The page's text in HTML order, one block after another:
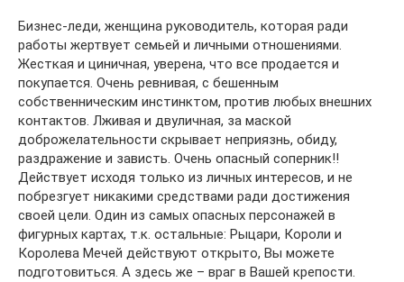
Бизнес-леди, женщина руководитель, которая ради
работы жертвует семьей и личными отношениями.
Жесткая и циничная, уверена, что все продается и
покупается. Очень ревнивая, с бешенным
собственническим инстинктом, против любых внешних
контактов. Лживая и двуличная, за маской
доброжелательности скрывает неприязнь, обиду,
раздражение и зависть. Очень опасный соперник!!
Действует исходя только из личных интересов, и не
побрезгует никакими средствами ради достижения
своей цели. Один из самых опасных персонажей в
фигурных картах, т.к. остальные: Рыцари, Короли и
Королева Мечей действуют открыто, Вы можете
подготовиться. А здесь же – враг в Вашей крепости.